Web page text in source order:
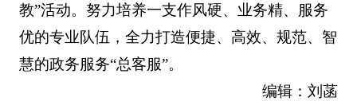
教”活动。努力培养一支作风硬、业务精、服务
优的专业队伍，全力打造便捷、高效、规范、智
慧的政务服务“总客服”。
编辑：刘菡